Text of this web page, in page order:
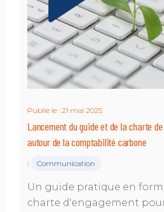
Publié le : 21 mai 2025
Lancement du guide et de la charte
autour de la comptabilité carbone
| Communication
Un guide pratique en
charte d'engagement